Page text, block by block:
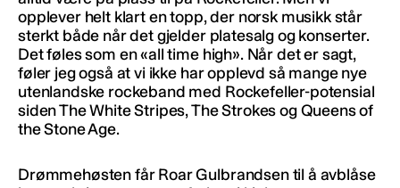
opplever helt klart en topp, der norsk musikk står
sterkt både når det gjelder platesalg og konserter.
Det føles som en «all time high». Når det er sagt,
føler jeg også at vi ikke har opplevd så mange nye
utenlandske rockeband med Rockefeller-potensial
siden The White Stripes, The Strokes og Queens of
the Stone Age.
Drømmehøsten får Roar Gulbrandsen til å avblåse